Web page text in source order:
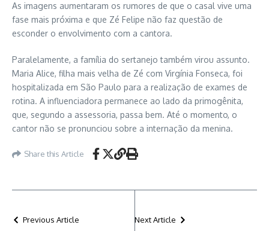
As imagens aumentaram os rumores de que o casal vive uma
fase mais próxima e que Zé Felipe não faz questão de
esconder o envolvimento com a cantora.
Paralelamente, a família do sertanejo também virou assunto.
Maria Alice, filha mais velha de Zé com Virgínia Fonseca, foi
hospitalizada em São Paulo para a realização de exames de
rotina. A influenciadora permanece ao lado da primogênita,
que, segundo a assessoria, passa bem. Até o momento, o
cantor não se pronunciou sobre a internação da menina.
Share this Article
Previous Article Next Article